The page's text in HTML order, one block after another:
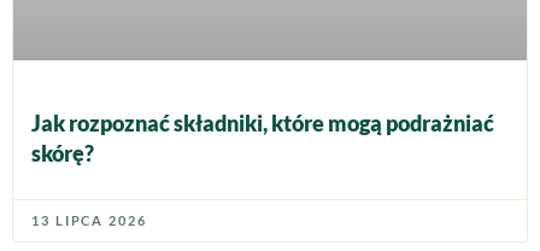
Jak rozpoznać składniki, które mogą podrażniać
skórę?
13 LIPCA 2026